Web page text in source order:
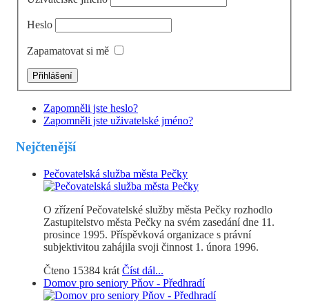
Heslo
Zapamatovat si mě
Zapomněli jste heslo?
Zapomněli jste uživatelské jméno?
Nejčtenější
Pečovatelská služba města Pečky
O zřízení Pečovatelské služby města Pečky rozhodlo
Zastupitelstvo města Pečky na svém zasedání dne 11.
prosince 1995. Příspěvková organizace s právní
subjektivitou zahájila svoji činnost 1. února 1996.
Čteno 15384 krát Číst dál...
Domov pro seniory Pňov - Předhradí